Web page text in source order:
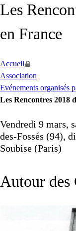
Les
en France
Accueil
Association
Evénements organisés
Les Rencontres 2018
Vendredi 9 mars,
des-Fossés (94),
Soubise (Paris)
Autour des